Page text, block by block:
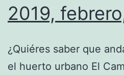
2019,
¿Quiéres saber que
el huerto urbano El